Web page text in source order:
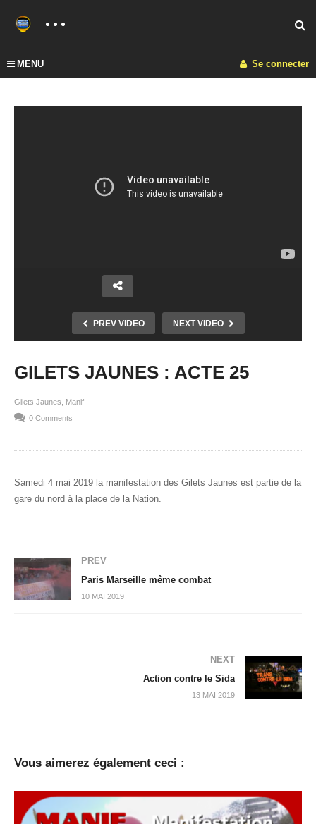
MENU Se connecter
PREV VIDEO NEXT VIDEO
GILETS JAUNES : ACTE 25
Gilets Jaunes
Manif
0 Comments
Samedi 4 mai 2019 la manifestation des Gilets Jaunes est partie de la
gare du nord à la place de la Nation.
PREV
Paris Marseille même combat
10 MAI 2019
NEXT
Action contre le Sida
13 MAI 2019
Vous aimerez également ceci :